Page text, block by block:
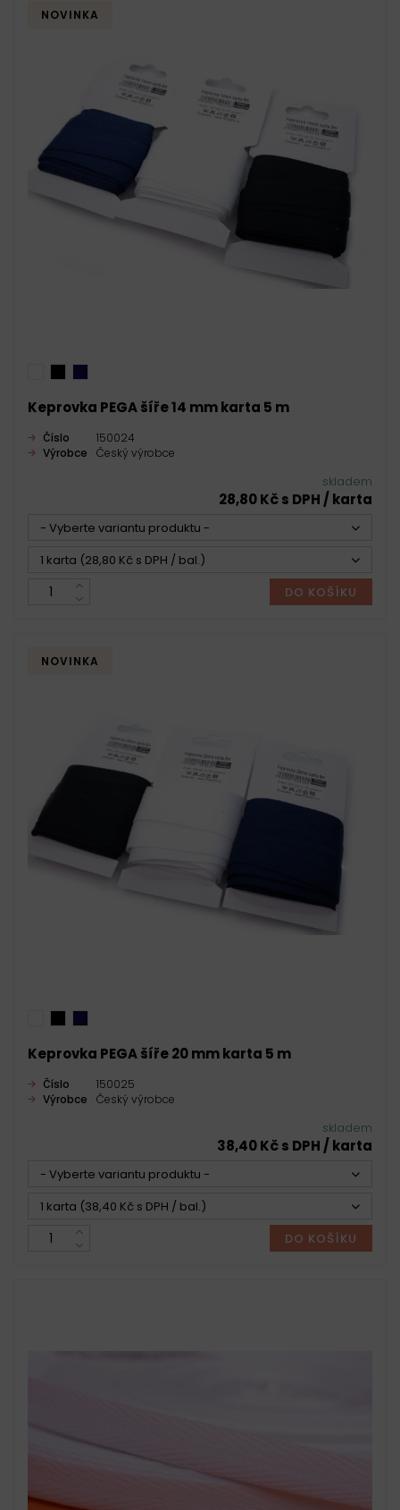
NOVINKA
Keprovka PEGA šíře 14 mm karta 5 m
Číslo
150024
Výrobce
Český výrobce
skladem
28,80 Kč s DPH / karta
- Vyberte variantu produktu -
1 karta (28,80 Kč s DPH / bal.)
DO KOŠÍKU
NOVINKA
Keprovka PEGA šíře 20 mm karta 5 m
Číslo
150025
Výrobce
Český výrobce
skladem
38,40 Kč s DPH / karta
- Vyberte variantu produktu -
1 karta (38,40 Kč s DPH / bal.)
DO KOŠÍKU